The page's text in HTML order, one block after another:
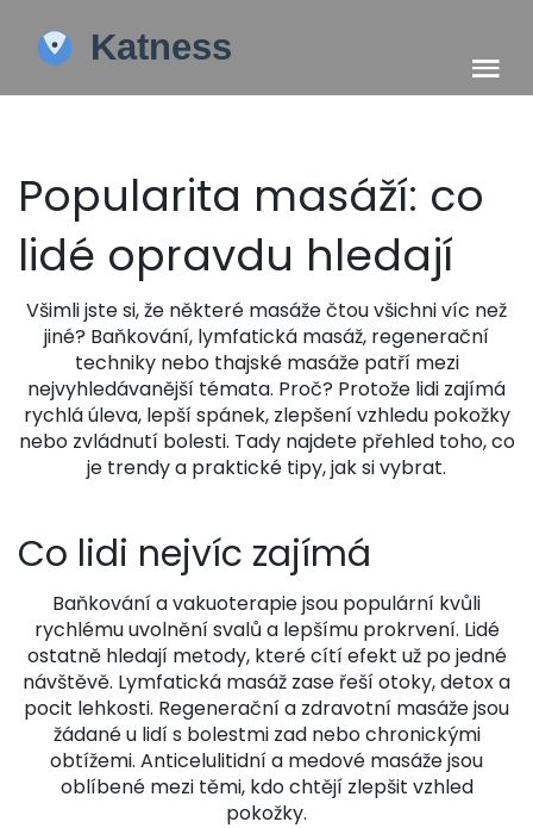
Popularita masáží: co
lidé opravdu hledají
Všimli jste si, že některé masáže čtou všichni víc než
jiné? Baňkování, lymfatická masáž, regenerační
techniky nebo thajské masáže patří mezi
nejvyhledávanější témata. Proč? Protože lidi zajímá
rychlá úleva, lepší spánek, zlepšení vzhledu pokožky
nebo zvládnutí bolesti. Tady najdete přehled toho, co
je trendy a praktické tipy, jak si vybrat.
Co lidi nejvíc zajímá
Baňkování a vakuoterapie jsou populární kvůli
rychlému uvolnění svalů a lepšímu prokrvení. Lidé
ostatně hledají metody, které cítí efekt už po jedné
návštěvě. Lymfatická masáž zase řeší otoky, detox a
pocit lehkosti. Regenerační a zdravotní masáže jsou
žádané u lidí s bolestmi zad nebo chronickými
obtížemi. Anticelulitidní a medové masáže jsou
oblíbené mezi těmi, kdo chtějí zlepšit vzhled
pokožky.